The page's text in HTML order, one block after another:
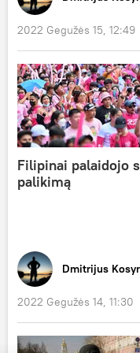
2022 Gegužės 15, 12:49
Filipinai palaidojo
palikimą
Dmitrijus
2022 Gegužės 14, 11:30